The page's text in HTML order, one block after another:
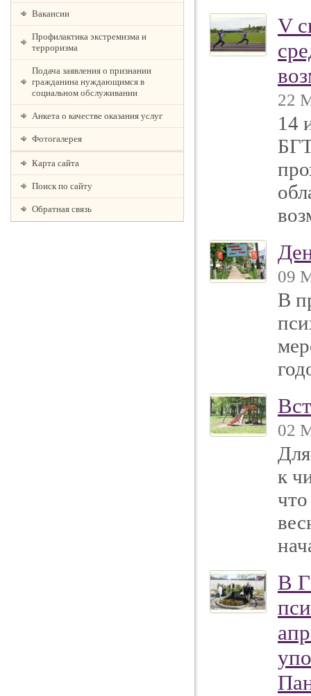
Вакансии
Профилактика экстремизма и
терроризма
Подача заявления о признании
гражданина нуждающимся в
социальном обслуживании
Анкета о качестве оказания услуг
Фотогалерея
Карта сайта
Поиск по сайту
Обратная связь
V
22
14
09
В
02
к
В